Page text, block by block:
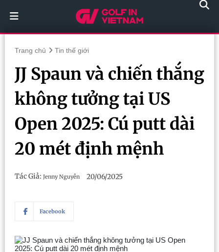
Trang chủ Tin thế giới
JJ Spaun và chiến thắng
không tưởng tại US
Open 2025: Cú putt dài
20 mét định mệnh
Tác Giả: Jenny Nguyễn 20/06/2025
Facebook